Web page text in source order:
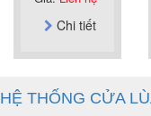
Chi tiết
HỆ THỐNG CỬA